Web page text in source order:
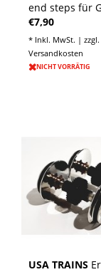
end steps für
€7,90
* Inkl. MwSt. | zzgl.
Versandkosten
NICHT VORRÄTIG
USA TRAINS